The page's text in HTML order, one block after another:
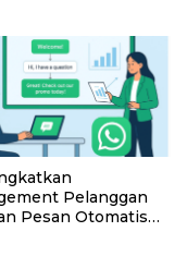
Pelanggan
Pesan Otomatis